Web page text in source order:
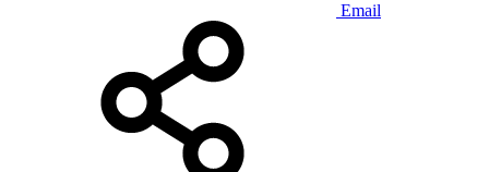
Email